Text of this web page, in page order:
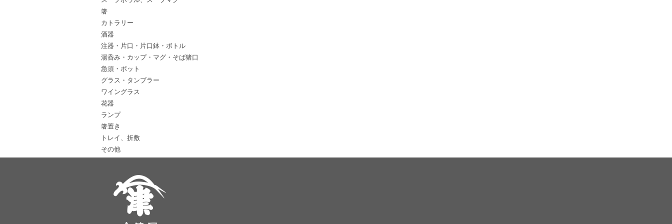
箸
カトラリー
酒器
注器・片口・片口鉢・ボトル
湯呑み・カップ・マグ・そば猪口
急須・ポット
グラス・タンブラー
ワイングラス
花器
ランプ
箸置き
トレイ、折敷
その他